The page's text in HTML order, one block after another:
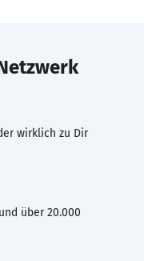
wirklich zu Dir
über 20.000